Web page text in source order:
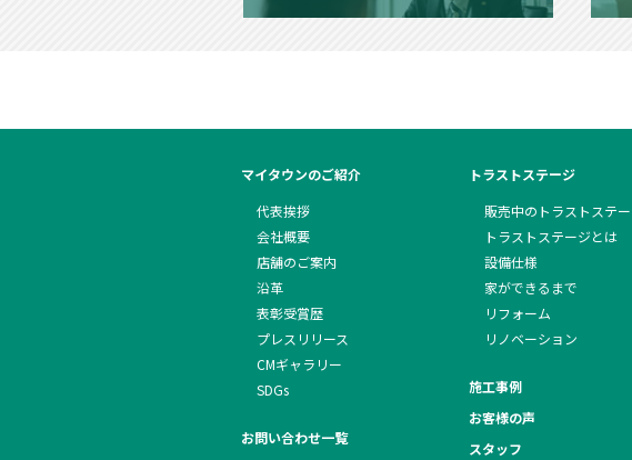
マイタウンのご紹介
代表挨拶
会社概要
店舗のご案内
沿革
表彰受賞歴
プレスリリース
CMギャラリー
SDGs
お問い合わせ一覧
トラストステージ
販売中のトラストステ
トラストステージとは
設備仕様
家ができるまで
リフォーム
リノベーション
施工事例
お客様の声
スタッフ